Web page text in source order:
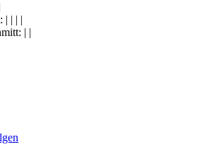
| | | |
| |